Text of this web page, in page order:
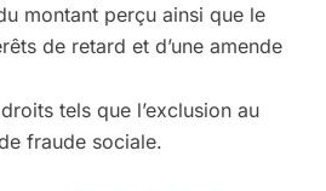
montant perçu ainsi que le
de retard et d’une amende
tels que l’exclusion au
fraude sociale.